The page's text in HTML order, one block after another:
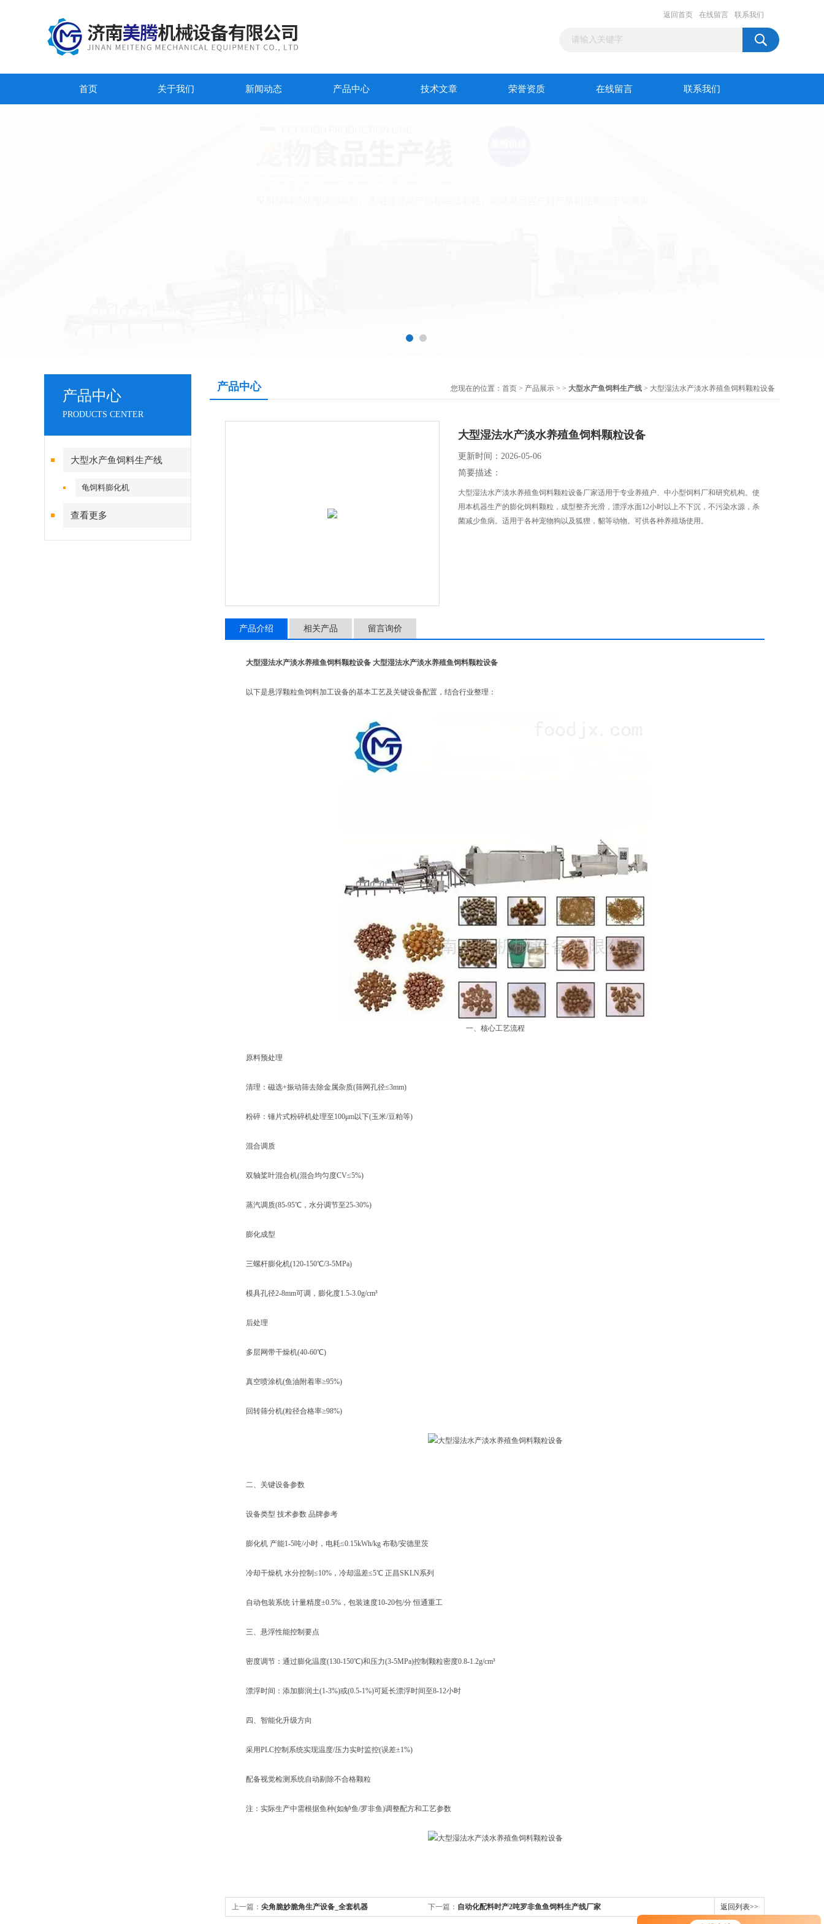
返回首页 在线留言 联系我们
首页 关于我们 新闻动态 产品中心 技术文章 荣誉资质 在线留言 联系我们
产品中心
PRODUCTS CENTER
大型水产鱼饲料生产线
龟饲料膨化机
查看更多
产品中心 您现在的位置： 首页 > 产品展示 > > 大型水产鱼饲料生产线 > 大型湿法水产淡水养殖鱼饲料颗粒设备
大型湿法水产淡水养殖鱼饲料颗粒设备
更新时间：2026-05-06
简要描述：
大型湿法水产淡水养殖鱼饲料颗粒设备厂家适用于专业养殖户、中小型饲料厂和研究机构。使
用本机器生产的膨化饲料颗粒，成型整齐光滑，漂浮水面12小时以上不下沉，不污染水源，杀
菌减少鱼病。适用于各种宠物狗以及狐狸，貂等动物。可供各种养殖场使用。
产品介绍 相关产品 留言询价
大型湿法水产淡水养殖鱼饲料颗粒设备 大型湿法水产淡水养殖鱼饲料颗粒设备
以下是悬浮颗粒鱼饲料加工设备的基本工艺及关键设备配置，结合行业整理：
一、核心工艺流程
原料预处理‌
清理：磁选+振动筛去除金属杂质(筛网孔径≤3mm)
粉碎：锤片式粉碎机处理至100μm以下(玉米/豆粕等)‌
混合调质‌
双轴桨叶混合机(混合均匀度CV≤5%)
蒸汽调质(85-95℃，水分调节至25-30%)‌
膨化成型‌
三螺杆膨化机(120-150℃/3-5MPa)
模具孔径2-8mm可调，膨化度1.5-3.0g/cm³‌
后处理‌
多层网带干燥机(40-60℃)
真空喷涂机(鱼油附着率≥95%)
回转筛分机(粒径合格率≥98%)
二、关键设备参数
设备类型 技术参数 品牌参考
膨化机 产能1-5吨/小时，电耗≤0.15kWh/kg 布勒/安德里茨‌
冷却干燥机 水分控制≤10%，冷却温差≤5℃ 正昌SKLN系列‌
自动包装系统 计量精度±0.5%，包装速度10-20包/分 恒通重工‌
三、悬浮性能控制要点
密度调节‌：通过膨化温度(130-150℃)和压力(3-5MPa)控制颗粒密度0.8-1.2g/cm³‌
漂浮时间‌：添加膨润土(1-3%)或(0.5-1%)可延长漂浮时间至8-12小时‌
四、智能化升级方向
采用PLC控制系统实现温度/压力实时监控(误差±1%)
配备视觉检测系统自动剔除不合格颗粒‌
注：实际生产中需根据鱼种(如鲈鱼/罗非鱼)调整配方和工艺参数
上一篇： 尖角脆妙脆角生产设备_全套机器 下一篇： 自动化配料时产2吨罗非鱼鱼饲料生产线厂家 返回列表>>